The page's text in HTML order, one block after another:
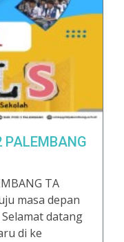
PALEMBANG
TA
masa depan
datang
di ke